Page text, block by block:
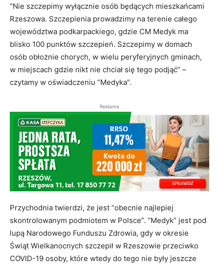
“Nie szczepimy wyłącznie osób będących mieszkańcami
Rzeszowa. Szczepienia prowadzimy na terenie całego
województwa podkarpackiego, gdzie CM Medyk ma
blisko 100 punktów szczepień. Szczepimy w domach
osób obłożnie chorych, w wielu peryferyjnych gminach,
w miejscach gdzie nikt nie chciał się tego podjąć” –
czytamy w oświadczeniu “Medyka”.
Reklama
Przychodnia twierdzi, że jest “obecnie najlepiej
skontrolowanym podmiotem w Polsce”. “Medyk” jest pod
lupą Narodowego Funduszu Zdrowia, gdy w okresie
Świąt Wielkanocnych szczepił w Rzeszowie przeciwko
COVID-19 osoby, które wtedy do tego nie były jeszcze